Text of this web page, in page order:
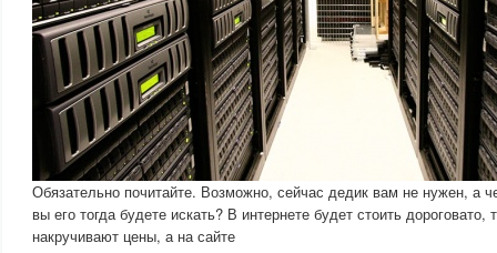
Обязательно почитайте. Возможно, сейчас дедик вам не нужен, а
вы его тогда будете искать? В интернете будет стоить дороговато,
накручивают цены, а на сайте